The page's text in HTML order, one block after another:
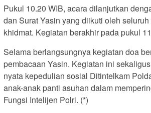
Pukul 10.20 WIB, acara dilanjutkan
dan Surat Yasin yang diikuti oleh
khidmat. Kegiatan berakhir pada pukul
Selama berlangsungnya kegiatan doa
pembacaan Yasin. Kegiatan ini
nyata kepedulian sosial Ditintelkam
anak-anak panti asuhan dalam
Fungsi Intelijen Polri. (*)